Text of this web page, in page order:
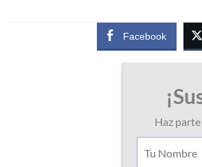
Facebook